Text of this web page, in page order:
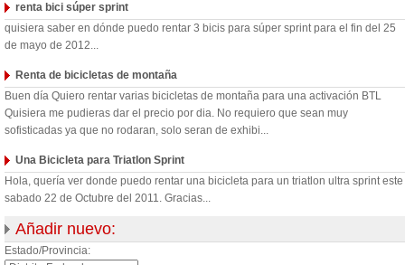
renta bici súper sprint
quisiera saber en dónde puedo rentar 3 bicis para súper sprint para el fin del 25
de mayo de 2012...
Renta de bicicletas de montaña
Buen día Quiero rentar varias bicicletas de montaña para una activación BTL
Quisiera me pudieras dar el precio por dia. No requiero que sean muy
sofisticadas ya que no rodaran, solo seran de exhibi...
Una Bicicleta para Triatlon Sprint
Hola, quería ver donde puedo rentar una bicicleta para un triatlon ultra sprint este
sabado 22 de Octubre del 2011. Gracias...
Añadir nuevo:
Estado/Provincia: